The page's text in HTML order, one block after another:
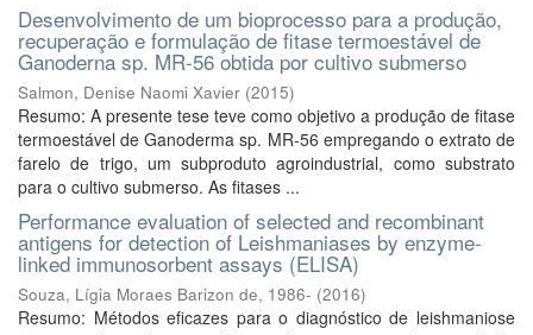
Desenvolvimento de um bioprocesso para a produção,
recuperação e formulação de fitase termoestável de
Ganoderna sp. MR-56 obtida por cultivo submerso
Salmon, Denise Naomi Xavier (2015)
Resumo: A presente tese teve como objetivo a produção de fitase
termoestável de Ganoderma sp. MR-56 empregando o extrato de
farelo de trigo, um subproduto agroindustrial, como substrato
para o cultivo submerso. As fitases ...
Performance evaluation of selected and recombinant
antigens for detection of Leishmaniases by enzyme-
linked immunosorbent assays (ELISA)
Souza, Lígia Moraes Barizon de, 1986- (2016)
Resumo: Métodos eficazes para o diagnóstico de leishmaniose